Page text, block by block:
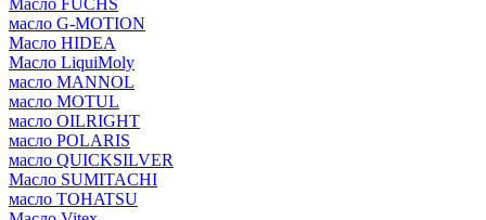
Масло FUCHS
масло G-MOTION
Масло HIDEA
Масло LiquiMoly
масло MANNOL
масло MOTUL
масло OILRIGHT
масло POLARIS
масло QUICKSILVER
Масло SUMITACHI
масло TOHATSU